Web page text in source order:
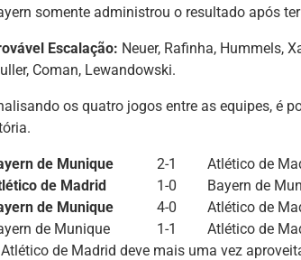
somente administrou o resultado após
Escalação: Neuer, Rafinha, Hummels,
Coman, Lewandowski.
os quatro jogos entre as equipes, é
de Munique 2-1 Atlético de
de Madrid
1-0 Bayern de
de Munique
4-0 Atlético de
de Munique
1-1 Atlético de
Atlético de Madrid deve mais uma vez